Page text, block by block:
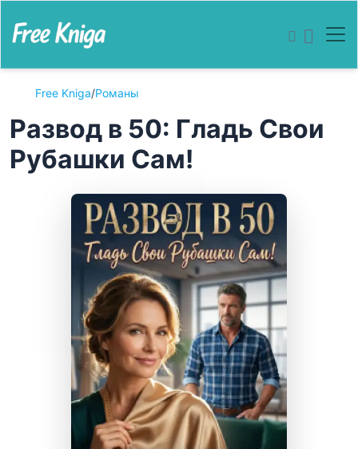
Free Kniga/Романы
Развод в 50: Гладь Свои
Рубашки Сам!